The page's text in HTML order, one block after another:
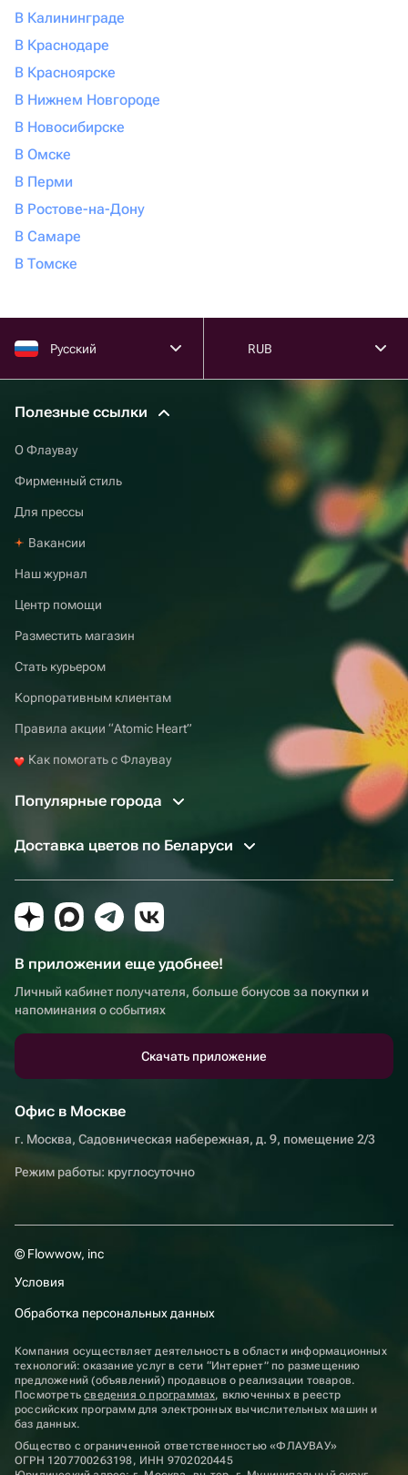
В Калининграде
В Краснодаре
В Красноярске
В Нижнем Новгороде
В Новосибирске
В Омске
В Перми
В Ростове-на-Дону
В Самаре
В Томске
Русский RUB
Полезные ссылки
О Флаувау
Фирменный стиль
Для прессы
Вакансии
Наш журнал
Центр помощи
Разместить магазин
Стать курьером
Корпоративным клиентам
Правила акции “Atomic Heart”
Как помогать с Флаувау
Популярные города
Доставка цветов по Беларуси
В приложении еще удобнее!
Личный кабинет получателя, больше бонусов за покупки и
напоминания о событиях
Скачать приложение
Офис в Москве
г. Москва, Садовническая набережная, д. 9, помещение 2/3
Режим работы: круглосуточно
© Flowwow, inc
Условия
Обработка персональных данных
Компания осуществляет деятельность в области информационных
технологий: оказание услуг в сети “Интернет” по размещению
предложений (объявлений) продавцов о реализации товаров.
Посмотретьсведения о программах, включенных в реестр
российских программ для электронных вычислительных машин и
баз данных.
Общество с ограниченной ответственностью «ФЛАУВАУ»
ОГРН 1207700263198, ИНН 9702020445